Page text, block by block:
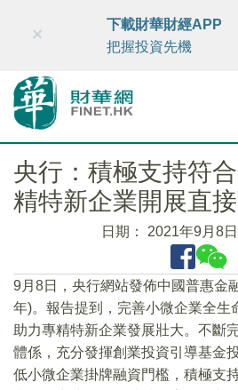
財華智庫網 FINTV
×
下載財華財經APP
把握投資先機
央行：積極支持符
精特新企業開展直
日期： 2021年9月8
9月8日，央行網站發佈中國普惠金
年)。報告提到，完善小微企業全生
助力專精特新企業發展壯大。不斷
體係，充分發揮創業投資引導基金
低小微企業掛牌融資門檻，積極支